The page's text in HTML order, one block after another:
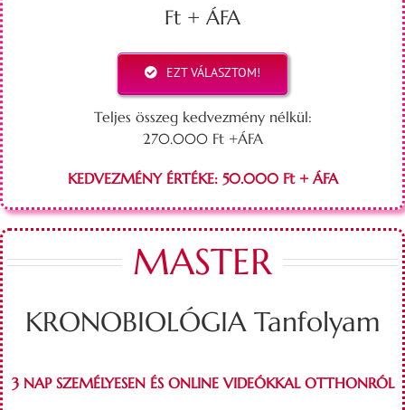
Ft + ÁFA
EZT VÁLASZTOM!
Teljes összeg kedvezmény nélkül:
270.000 Ft +ÁFA
KEDVEZMÉNY ÉRTÉKE: 50.000 Ft + ÁFA
MASTER
KRONOBIOLÓGIA Tanfolyam
3 NAP SZEMÉLYESEN ÉS ONLINE VIDEÓKKAL OTTHONRÓL